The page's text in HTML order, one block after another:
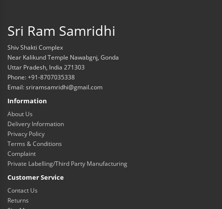
Sri Ram Samridhi
Shiv Shakti Complex
Near Kalikund Temple Nawabgnj, Gonda
Uttar Pradesh, India 271303
Phone: +91-8707035338
Email: sriramsamridhi@gmail.com
Information
About Us
Delivery Information
Privacy Policy
Terms & Conditions
Complaint
Private Labelling/Third Party Manufacturing
Customer Service
Contact Us
Returns